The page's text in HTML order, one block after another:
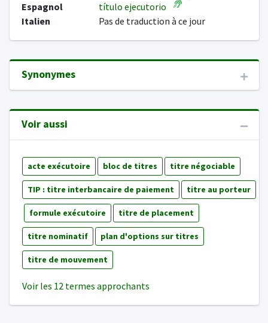
Espagnol
título ejecutorio
Italien
Pas de traduction à ce jour
Synonymes
Voir aussi
acte exécutoire bloc de titres titre négociable
TIP : titre interbancaire de paiement titre au porteur
formule exécutoire titre de placement
titre nominatif plan d'options sur titres
titre de mouvement
Voir les 12 termes approchants